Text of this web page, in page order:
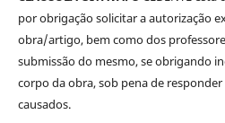
por obrigação solicitar a autorização
obra/artigo, bem como dos
submissão do mesmo, se obrigando
corpo da obra, sob pena de
causados.